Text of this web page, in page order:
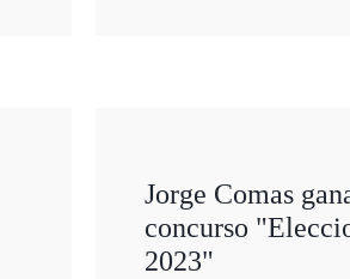
Jorge Comas
concurso
2023"